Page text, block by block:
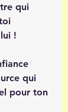
qui
!
qui
pour ton